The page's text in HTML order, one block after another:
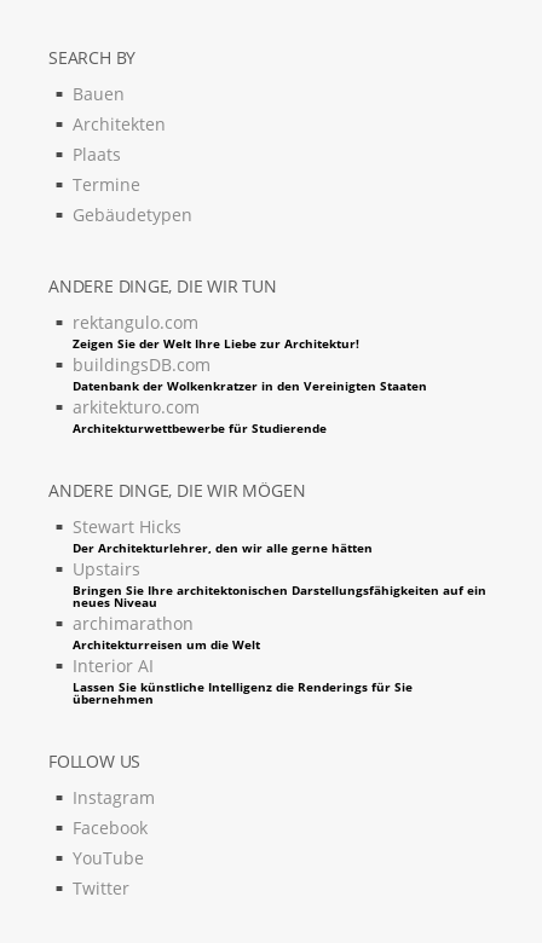
SEARCH BY
Bauen
Architekten
Plaats
Termine
Gebäudetypen
ANDERE DINGE, DIE WIR TUN
rektangulo.com
Zeigen Sie der Welt Ihre Liebe zur Architektur!
buildingsDB.com
Datenbank der Wolkenkratzer in den Vereinigten Staaten
arkitekturo.com
Architekturwettbewerbe für Studierende
ANDERE DINGE, DIE WIR MÖGEN
Stewart Hicks
Der Architekturlehrer, den wir alle gerne hätten
Upstairs
Bringen Sie Ihre architektonischen Darstellungsfähigkeiten auf ein
neues Niveau
archimarathon
Architekturreisen um die Welt
Interior AI
Lassen Sie künstliche Intelligenz die Renderings für Sie
übernehmen
FOLLOW US
Instagram
Facebook
YouTube
Twitter